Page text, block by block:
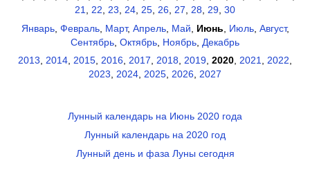
21
22 23 24 25 26 27 28 29 30
Январь, Февраль, Март, Апрель, Май Июнь Июль, Август,
Сентябрь Октябрь Ноябрь Декабрь
2013, 2014, 2015, 2016, 2017, 2018, 2019, 2020, 2021, 2022,
2023, 2024, 2025, 2026, 2027
Лунный календарь на Июнь 2020 года
Лунный календарь на 2020 год
Лунный день и фаза Луны сегодня